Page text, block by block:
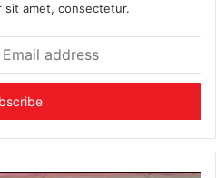
sit amet, consectetur.